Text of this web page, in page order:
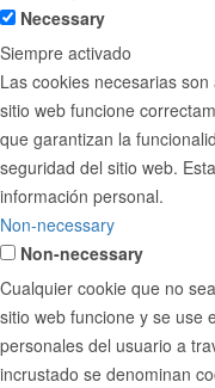
Necessary
Siempre activado
Las cookies necesarias
sitio web funcione
que garantizan la
seguridad del sitio web.
información personal.
Non-necessary
Non-necessary
Cualquier cookie que no
sitio web funcione y se use
personales del usuario a
incrustado se denominan